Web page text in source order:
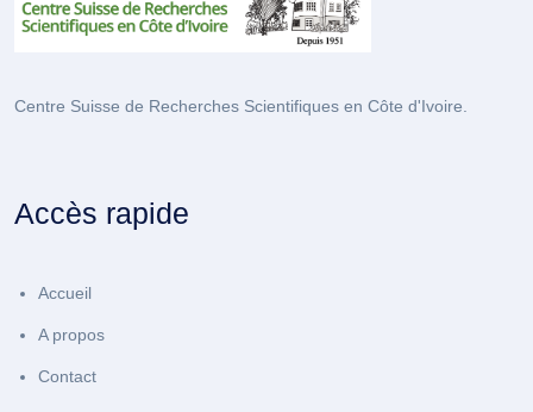
Centre Suisse de Recherches Scientifiques en Côte d'Ivoire.
Accès rapide
Accueil
A propos
Contact